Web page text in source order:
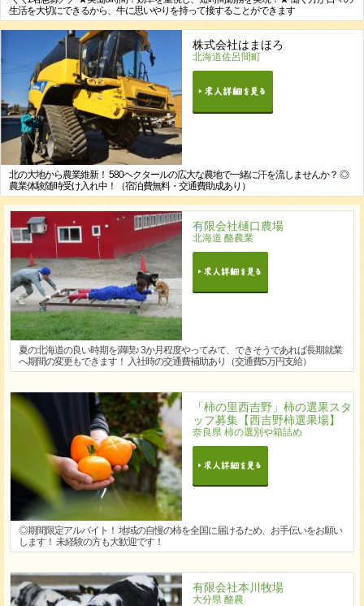
生活を大切にできるから、牛に思いやりを持って接することができます
株式会社はまほろ
北海道佐呂間町
北の大地から農業維新！ 580ヘクタールの広大な農地で一緒に汗を流しませんか？ ◎
農業体験随時受け入れ中！（宿泊費無料・交通費助成あり）
有限会社樋口農場
北海道 酪農業
夏の北海道の良い時期を満喫♪ 3か月程度やってみて、できそうであれば長期就業
へ期間の変更もできます！ 入社時の交通費補助あり（交通費5万円支給）
「柿の里西吉野」柿の選果スタ
ッフ募集【西吉野柿選果場】
奈良県 柿の選別や箱詰め
◎期間限定アルバイト！ 地域の自慢の柿を全国に届けるため、お手伝いをお願い
します！ 未経験の方も大歓迎です！
有限会社本川牧場
大分県 酪農